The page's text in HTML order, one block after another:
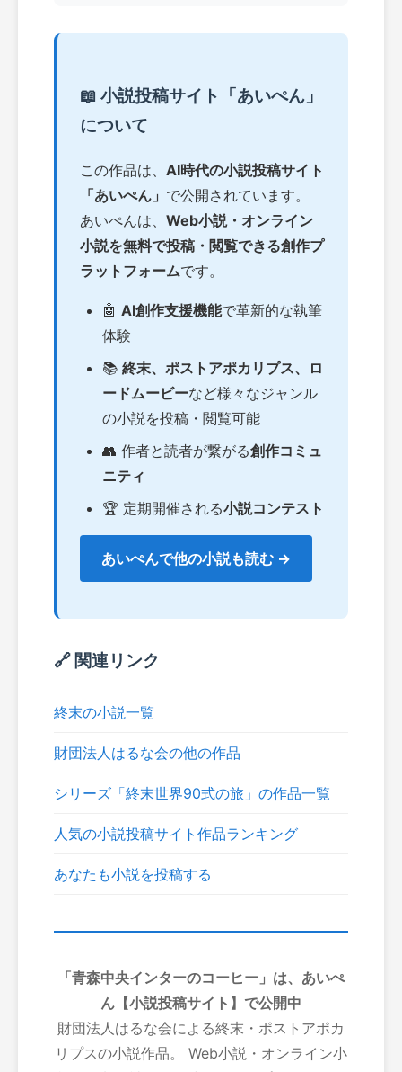
📖 小説投稿サイト「あいぺん」
について
この作品は、 AI時代の小説投稿サイト
「あいぺん」 で公開されています。
あいぺんは、 Web小説・オンライン
小説を無料で投稿・閲覧できる創作プ
ラットフォームです。
🤖 AI創作支援機能で革新的な執筆
体験
📚 終末、ポストアポカリプス、ロ
ードムービーなど様々なジャンル
の小説を投稿・閲覧可能
👥 作者と読者が繋がる創作コミュ
ニティ
🏆 定期開催される小説コンテスト
あいぺんで他の小説も読む →
🔗 関連リンク
終末の小説一覧
財団法人はるな会の他の作品
シリーズ「終末世界90式の旅」の作品一覧
人気の小説投稿サイト作品ランキング
あなたも小説を投稿する
「青森中央インターのコーヒー」は、あいぺ
ん【小説投稿サイト】で公開中
財団法人はるな会による終末・ポストアポカ
リプスの小説作品。 Web小説・オンライン小